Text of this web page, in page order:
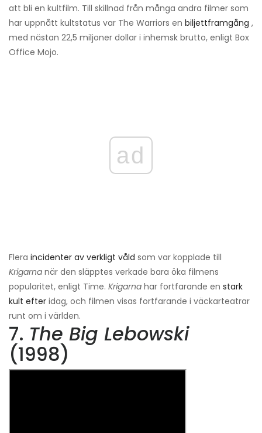
att bli en kultfilm. Till skillnad från många andra filmer som
har uppnått kultstatus var The Warriors en biljettframgång ,
med nästan 22,5 miljoner dollar i inhemsk brutto, enligt Box
Office Mojo.
ad
Flera incidenter av verkligt våld som var kopplade till
Krigarna när den släpptes verkade bara öka filmens
popularitet, enligt Time. Krigarna har fortfarande en stark
kult efter idag, och filmen visas fortfarande i väckarteatrar
runt om i världen.
7. The Big Lebowski
(1998)